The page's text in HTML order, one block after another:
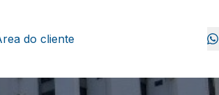
do cliente